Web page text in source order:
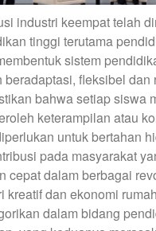
industri keempat telah
tinggi terutama
sistem
beradaptasi, fleksibel dan
bahwa setiap siswa
keterampilan atau
untuk bertahan
pada masyarakat
cepat dalam berbagai
kreatif dan ekonomi
dalam bidang